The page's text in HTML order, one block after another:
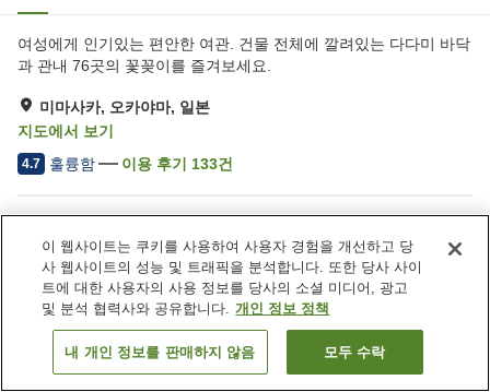
여성에게 인기있는 편안한 여관. 건물 전체에 깔려있는 다다미 바닥
과 관내 76곳의 꽃꽂이를 즐겨보세요.
미마사카, 오카야마, 일본
지도에서 보기
4.7 훌륭함 이용 후기 133건
송영 서비스
택배
모닝콜 서비스
특별식 - 알레르기
일본 오카야마
미마사카
미마사카 산토 유노고 온천 기후노사토
객실 보기
이 웹사이트는 쿠키를 사용하여 사용자 경험을 개선하고 당
사 웹사이트의 성능 및 트래픽을 분석합니다. 또한 당사 사이
트에 대한 사용자의 사용 정보를 당사의 소셜 미디어, 광고
및 분석 협력사와 공유합니다. 개인 정보 정책
내 개인 정보를 판매하지 않음 모두 수락